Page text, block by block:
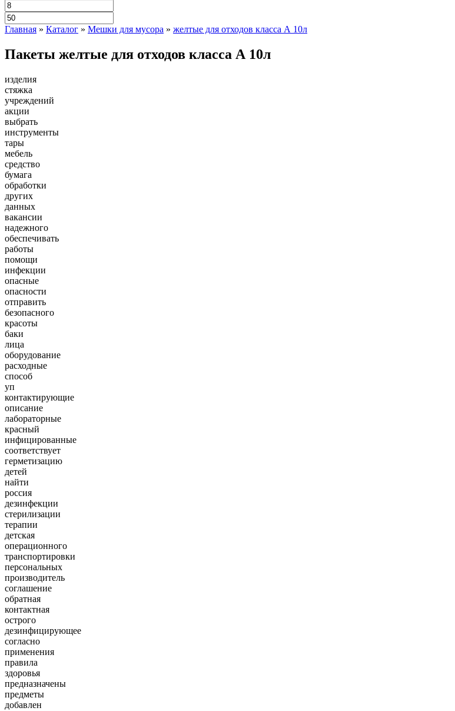
Главная » Каталог » Мешки для мусора » желтые для отходов класса А 10л
Пакеты желтые для отходов класса А 10л
изделия
стяжка
учреждений
акции
выбрать
инструменты
тары
мебель
средство
бумага
обработки
других
данных
вакансии
надежного
обеспечивать
работы
помощи
инфекции
опасные
опасности
отправить
безопасного
красоты
баки
лица
оборудование
расходные
способ
уп
контактирующие
описание
лабораторные
красный
инфицированные
соответствует
герметизацию
детей
найти
россия
дезинфекции
стерилизации
терапии
детская
операционного
транспортировки
персональных
производитель
соглашение
обратная
контактная
острого
дезинфицирующее
согласно
применения
правила
здоровья
предназначены
предметы
добавлен